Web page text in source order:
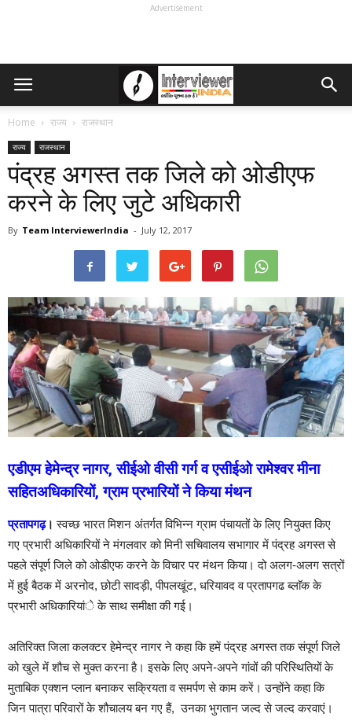
Advertisement
Home राज्य राजस्थान
राज्य राजस्थान
पंद्रह अगस्त तक जिले को ओडीएफ
करने के लिए जुटे अधिकारी
By Team InterviewerIndia - July 12, 2017
एडीएम हेमेन्द्र नागर,सीईओ वीसी गर्ग व एसीईओ रामेश्वर मीना
सहितअधिकारियों,ग्राम प्रभारियों ने किया मंथन
प्रतापगढ़। स्वच्छ भारत मिशन अंतर्गत विभिन्न ग्राम पंचायतों के लिए नियुक्त किए
गए प्रभारी अधिकारियों ने मंगलवार को मिनी सचिवालय सभागार में पंद्रह अगस्त से
पहले संपूर्ण जिले को ओडीएफ करने के विचार पर मंथन किया। दो अलग-अलग सत्रों
में हुई बैठक में अरनोद, छोटी सादड़ी, पीपलखूंट, धरियावद व प्रतापगढ ब्लाॅक के
प्रभारी अधिकारियांे के साथ समीक्षा की गई।
अतिरिक्त जिला कलक्टर हेमेन्द्र नागर ने कहा कि हमें पंद्रह अगस्त तक संपूर्ण जिले
को खुले में शौच से मुक्त करना है। इसके लिए अपने-अपने गांवों की परिस्थितियों के
मुताबिक एक्शन प्लान बनाकर सक्रियता व समर्पण से काम करें। उन्होंने कहा कि
जिन पात्रा परिवारों के शौचालय बन गए हैं, उनका भुगतान जल्द से जल्द करवाएं।